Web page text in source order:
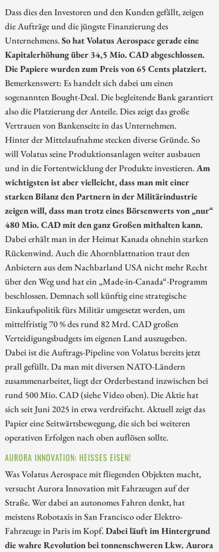
Dass dies den Investoren und den Kunden gefällt, zeigen
die Aufträge und die jüngste Finanzierung des
Unternehmens.So hat Volatus Aerospace gerade eine
Kapitalerhöhung über 34,5 Mio. CAD abgeschlossen.
Die Papiere wurden zum Preis von 65 Cents platziert.
Bemerkenswert: Es handelt sich dabei um einen
sogenannten Bought-Deal. Die begleitende Bank garantiert
also die Platzierung der Anteile. Dies zeigt das große
Vertrauen von Bankenseite in das Unternehmen.
Hinter der Mittelaufnahme stecken diverse Gründe. So
will Volatus seine Produktionsanlagen weiter ausbauen
und in die Fortentwicklung der Produkte investieren. Am
wichtigsten ist aber vielleicht, dass man mit einer
starken Bilanz den Partnern in der Militärindustrie
zeigen will, dass man trotz eines Börsenwerts von „nur“
480 Mio. CAD mit den ganz Großen mithalten kann.
Dabei erhält man in der Heimat Kanada ohnehin starken
Rückenwind. Auch die Ahornblattnation traut den
Anbietern aus dem Nachbarland USA nicht mehr Recht
über den Weg und hat ein „Made-in-Canada“-Programm
beschlossen. Demnach soll künftig eine strategische
Einkaufspolitik fürs Militär umgesetzt werden, um
mittelfristig 70 % des rund 82 Mrd. CAD großen
Verteidigungsbudgets im eigenen Land auszugeben.
Dabei ist die Auftrags-Pipeline von Volatus bereits jetzt
prall gefüllt. Da man mit diversen NATO-Ländern
zusammenarbeitet, liegt der Orderbestand inzwischen bei
rund 500 Mio. CAD (siehe Video oben). Die Aktie hat
sich seit Juni 2025 in etwa verdreifacht. Aktuell zeigt das
Papier eine Seitwärtsbewegung, die sich bei weiteren
operativen Erfolgen nach oben auflösen sollte.
AURORA INNOVATION: HEISSES EISEN!
Was Volatus Aerospace mit fliegenden Objekten macht,
versucht Aurora Innovation mit Fahrzeugen auf der
Straße. Wer dabei an autonomes Fahren denkt, hat
meistens Robotaxis in San Francisco oder Elektro-
Fahrzeuge in Paris im Kopf.Dabei läuft im Hintergrund
die wahre Revolution bei tonnenschweren Lkw. Aurora